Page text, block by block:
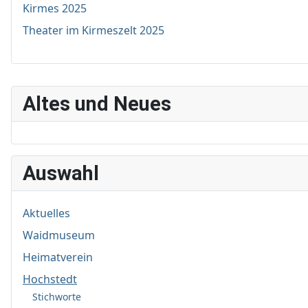
Altes und Neues
Auswahl
Aktuelles
Waidmuseum
Heimatverein
Hochstedt
Stichworte
Kirmes 2025
Theater im Kirmeszelt 2025